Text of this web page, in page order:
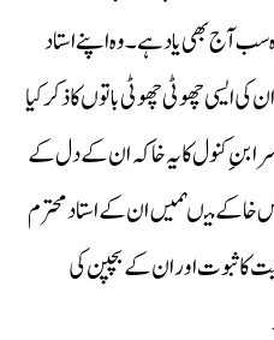
سب آج بھی یاد ہے۔وہ اپنے استاد
ایسی چھوٹی چھوٹی باتوں کا ذکر کیا
ابنِ کنول کا یہ خاکہ ان کے دل کے
خاکے میںہمیں ان کے استاد محترم
کا ثبوت اور ان کے بچپن کی